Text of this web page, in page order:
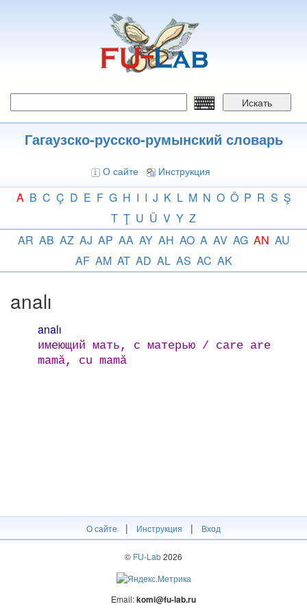
Искать
Гагаузско-русско-румынский словарь
О сайте Инструкция
A B C Ç D E F G H I I J K L M N O Ö P R S Ş
T Ţ U Ü V Y Z
AR AB AZ AJ AP AA AY AH AO A AV AG AN AU
AF AM AT AD AL AS AC AK
analı
analı
имеющий мать, с матерью / care are
mamă, cu mamă
О сайте | Инструкция | Вход
© FU-Lab2026
Email:komi@fu-lab.ru